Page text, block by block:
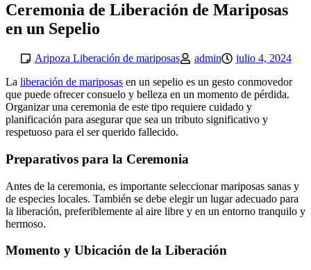
Ceremonia de Liberación de Mariposas
en un Sepelio
Aripoza Liberación de mariposas admin
julio 4, 2024
La liberación de mariposas en un sepelio es un gesto conmovedor
que puede ofrecer consuelo y belleza en un momento de pérdida.
Organizar una ceremonia de este tipo requiere cuidado y
planificación para asegurar que sea un tributo significativo y
respetuoso para el ser querido fallecido.
Preparativos para la Ceremonia
Antes de la ceremonia, es importante seleccionar mariposas sanas y
de especies locales. También se debe elegir un lugar adecuado para
la liberación, preferiblemente al aire libre y en un entorno tranquilo y
hermoso.
Momento y Ubicación de la Liberación